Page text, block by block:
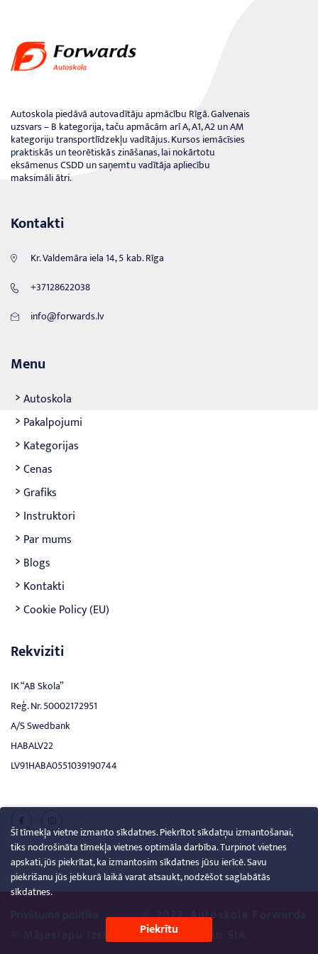
Autoskola piedāvā autovadītāju apmācību Rīgā. Galvenais
uzsvars – B kategorija, taču apmācām arī A, A1, A2 un AM
kategoriju transportlīdzekļu vadītājus. Kursos iemācīsies
praktiskās un teorētiskās zināšanas, lai nokārtotu
eksāmenus CSDD un saņemtu vadītāja apliecību
maksimāli ātri.
Kontakti
Kr. Valdemāra iela 14, 5 kab. Rīga
+37128622038
info@forwards.lv
Menu
Autoskola
Pakalpojumi
Kategorijas
Cenas
Grafiks
Instruktori
Par mums
Blogs
Kontakti
Cookie Policy (EU)
Rekviziti
IK “AB Skola”
Reģ. Nr. 50002172951
A/S Swedbank
HABALV22
LV91HABA0551039190744
Privātuma politika
© 2022. Autoskola Forwards
© Mājaslapu Izstrāde Creative Brain SIA
Šī tīmekļa vietne izmanto sīkdatnes. Piekrītot sīkdatņu izmantošanai,
tiks nodrošināta tīmekļa vietnes optimāla darbība. Turpinot vietnes
apskati, jūs piekrītat, ka izmantosim sīkdatnes jūsu ierīcē. Savu
piekrišanu jūs jebkurā laikā varat atsaukt, nodzēšot saglabātās
sīkdatnes.
Piekrītu